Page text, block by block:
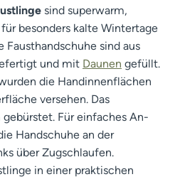
sind superwarm,
besonders kalte Wintertage
Fausthandschuhe sind aus
und mit Daunen gefüllt.
die Handinnenflächen
versehen. Das
Für einfaches An-
Handschuhe an der
über Zugschlaufen.
in einer praktischen